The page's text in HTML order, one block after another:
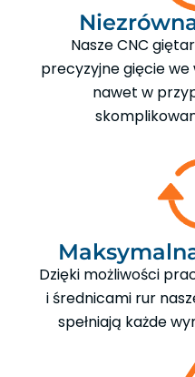
Nasze CNC
precyzyjne gięcie
nawet w
Dzięki możliwości
i średnicami rur
spełniają każde